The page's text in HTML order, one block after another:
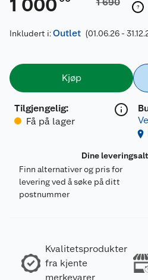
1 000
Inkludert i:Outlet (01.06.26 -
Kjøp
Tilgjengelig:
Få på lager
Dine
Finn alternativer og pris for
levering ved å søke på ditt
postnummer
Kvalitetsprodukter
fra kjente
merkevarer